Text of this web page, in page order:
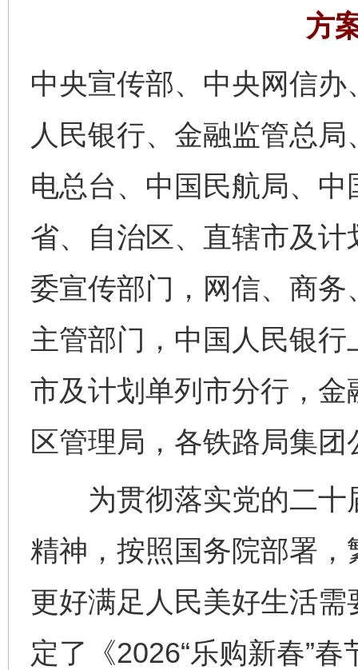
方
中央宣传部、中央网信
人民银行、金融监管总
电总台、中国民航局、
省、自治区、直辖市及
委宣传部门，网信、商
主管部门，中国人民银
市及计划单列市分行，
区管理局，各铁路局集团
为贯彻落实党的二十
精神，按照国务院部署
更好满足人民美好生活
定了《2026“乐购新春”